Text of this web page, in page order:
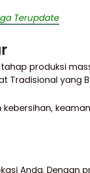
Terupdate
produksi
yang
Anda. Dengan